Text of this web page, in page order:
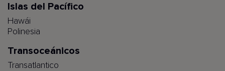
Islas del Pacífico
Hawái
Polinesia
Transoceánicos
Transatlantico